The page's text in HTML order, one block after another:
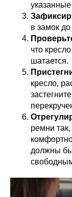
указанные
в замок
что
шатается.
кресло,
ремни
должны